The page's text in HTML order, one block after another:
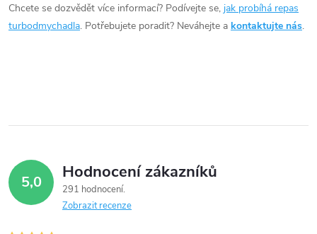
a
v
k
Chcete se dozvědět více informací? Podívejte se, jak probíhá repas
turbodmychadla. Potřebujete poradit? Neváhejte a kontaktujte nás.
5,0 Hodnocení zákazníků
291 hodnocení
Zobrazit recenze